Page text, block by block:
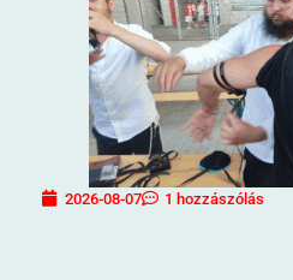
2026-08-07 1 hozzászólás